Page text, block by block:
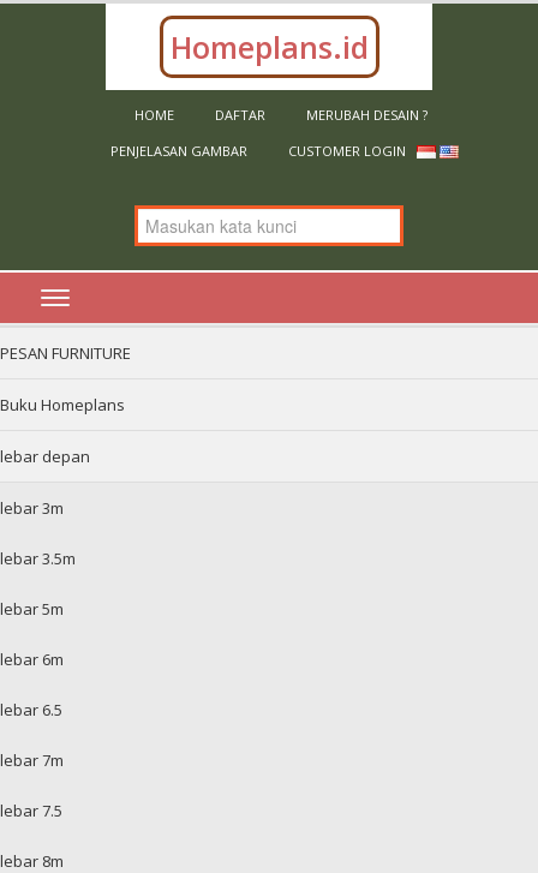
Homeplans.id
HOME DAFTAR
MERUBAH DESAIN ?
PENJELASAN GAMBAR
CUSTOMER LOGIN
PESAN FURNITURE
Buku Homeplans
lebar depan
lebar 3m
lebar 3.5m
lebar 5m
lebar 6m
lebar 6.5
lebar 7m
lebar 7.5
lebar 8m